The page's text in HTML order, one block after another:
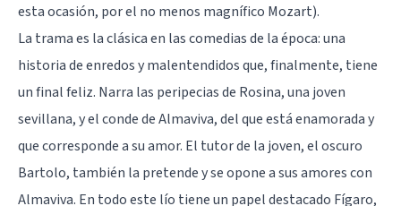
esta ocasión, por el no menos magnífico Mozart).
La trama es la clásica en las comedias de la época: una
historia de enredos y malentendidos que, finalmente, tiene
un final feliz. Narra las peripecias de Rosina, una joven
sevillana, y el conde de Almaviva, del que está enamorada y
que corresponde a su amor. El tutor de la joven, el oscuro
Bartolo, también la pretende y se opone a sus amores con
Almaviva. En todo este lío tiene un papel destacado Fígaro,